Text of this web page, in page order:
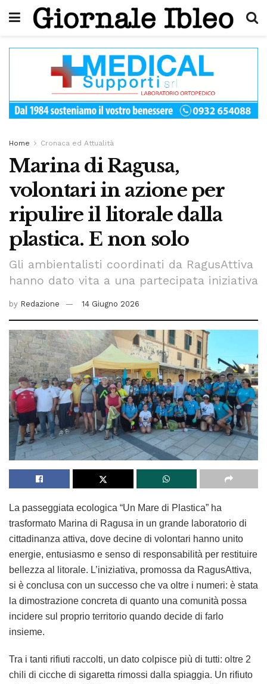
Home Cronaca ed Attualità
Marina di Ragusa,
volontari in azione per
ripulire il litorale dalla
plastica. E non solo
Gli ambientalisti coordinati da RagusAttiva
hanno dato vita a una partecipata iniziativa
by Redazione 14 Giugno 2026
La passeggiata ecologica “Un Mare di Plastica” ha
trasformato Marina di Ragusa in un grande laboratorio di
cittadinanza attiva, dove decine di volontari hanno unito
energie, entusiasmo e senso di responsabilità per restituire
bellezza al litorale. L’iniziativa, promossa da RagusAttiva,
si è conclusa con un successo che va oltre i numeri: è stata
la dimostrazione concreta di quanto una comunità possa
incidere sul proprio territorio quando decide di farlo
insieme.
Tra i tanti rifiuti raccolti, un dato colpisce più di tutti: oltre 2
chili di cicche di sigaretta rimossi dalla spiaggia. Un rifiuto